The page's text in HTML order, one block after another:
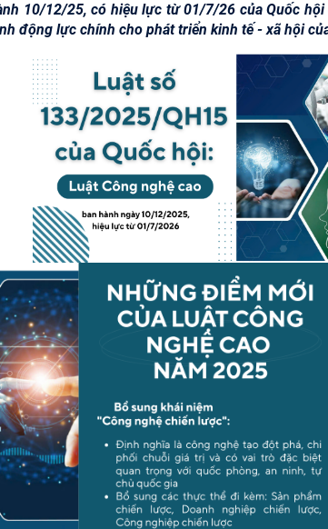
10/12/25, có hiệu lực từ 01/7/26 của Quốc
động lực chính cho phát triển kinh tế - xã hội